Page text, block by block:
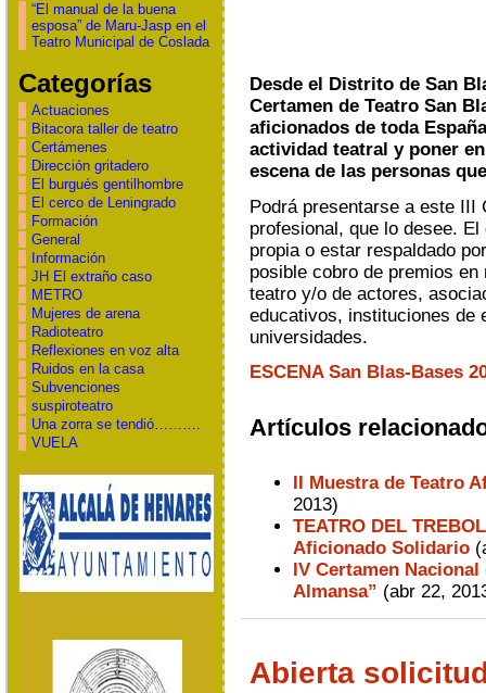
“El manual de la buena
esposa” de Maru-Jasp en el
Teatro Municipal de Coslada
Categorías
Actuaciones
Bitacora taller de teatro
Certámenes
Dirección gritadero
El burgués gentilhombre
El cerco de Leningrado
Formación
General
Información
JH El extraño caso
METRO
Mujeres de arena
Radioteatro
Reflexiones en voz alta
Ruidos en la casa
Subvenciones
suspiroteatro
Una zorra se tendió……….
VUELA
Desde el Distrito de San
Certamen de Teatro San
aficionados de toda
actividad teatral y poner
escena de las personas
Podrá presentarse a este III
profesional, que lo desee.
propia o estar respaldado
posible cobro de premios
teatro y/o de actores,
educativos, institu­ciones de
universidades.
ESCENA San Blas-Bases
Artículos
II Muestra de Teatro
2013)
TEATRO DEL
Aficionado Solidario
IV Certamen
Almansa” (abr 22,
Abierta